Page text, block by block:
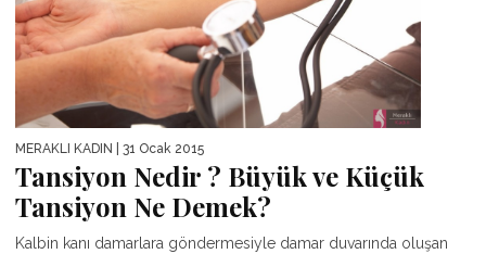
MERAKLI KADIN | 31 Ocak 2015
Tansiyon Nedir ? Büyük ve Küçük
Tansiyon Ne Demek?
Kalbin kanı damarlara göndermesiyle damar duvarında oluşan